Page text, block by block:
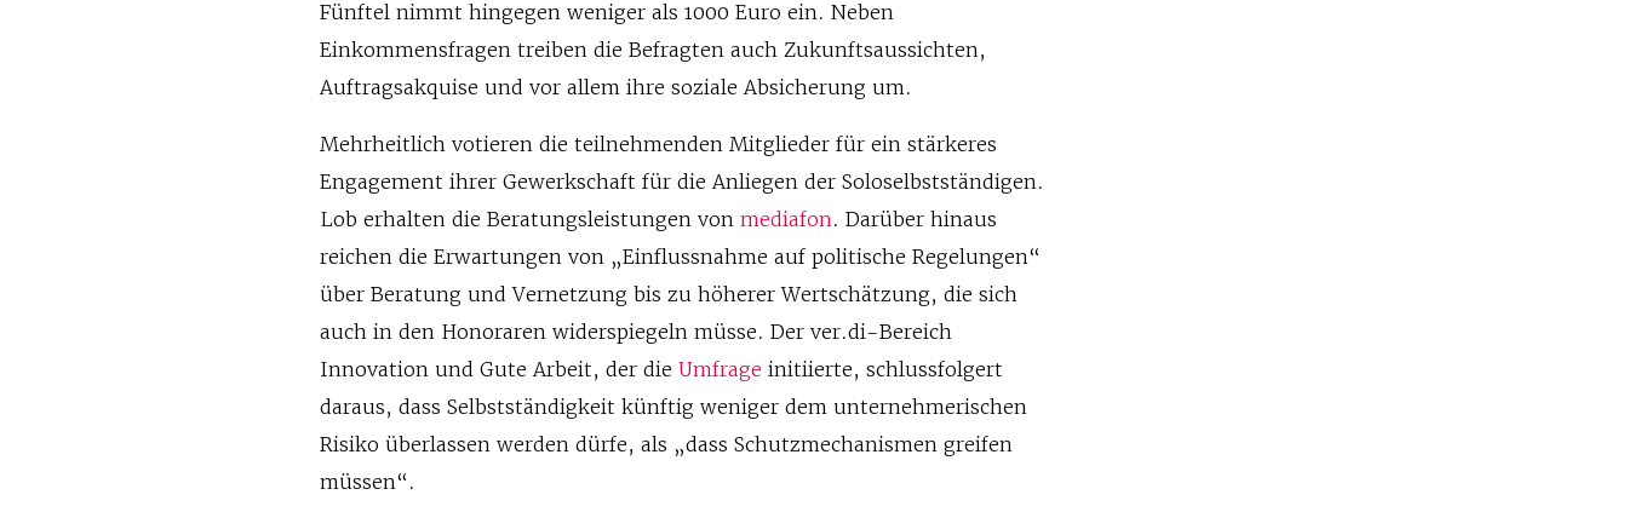
Fünftel nimmt hingegen weniger als 1000 Euro ein. Neben
Einkommensfragen treiben die Befragten auch Zukunftsaussichten,
Auftragsakquise und vor allem ihre soziale Absicherung um.
Mehrheitlich votieren die teilnehmenden Mitglieder für ein stärkeres
Engagement ihrer Gewerkschaft für die Anliegen der Soloselbstständigen.
Lob erhalten die Beratungsleistungen vonmediafon. Darüber hinaus
reichen die Erwartungen von „Einflussnahme auf politische Regelungen“
über Beratung und Vernetzung bis zu höherer Wertschätzung, die sich
auch in den Honoraren widerspiegeln müsse. Der ver.di-Bereich
Innovation und Gute Arbeit, der dieUmfrage initiierte, schlussfolgert
daraus, dass Selbstständigkeit künftig weniger dem unternehmerischen
Risiko überlassen werden dürfe, als „dass Schutzmechanismen greifen
müssen“.